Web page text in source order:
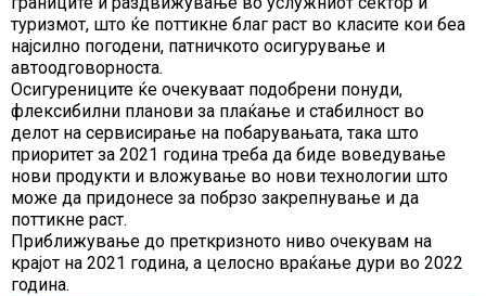
туризмот, што ќе поттикне благ раст во класите кои беа
најсилно погодени, патничкото осигурување и
автоодговорноста.
Осигурениците ќе очекуваат подобрени понуди,
флексибилни планови за плаќање и стабилност во
делот на сервисирање на побарувањата, така што
приоритет за 2021 година треба да биде воведување
нови продукти и вложување во нови технологии што
може да придонесе за побрзо закрепнување и да
поттикне раст.
Приближување до преткризното ниво очекувам на
крајот на 2021 година, а целосно враќање дури во 2022
година.